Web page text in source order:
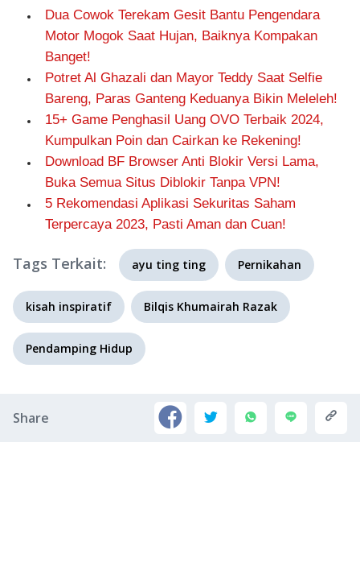
Dua Cowok Terekam Gesit Bantu Pengendara
Motor Mogok Saat Hujan, Baiknya Kompakan
Banget!
Potret Al Ghazali dan Mayor Teddy Saat Selfie
Bareng, Paras Ganteng Keduanya Bikin Meleleh!
15+ Game Penghasil Uang OVO Terbaik 2024,
Kumpulkan Poin dan Cairkan ke Rekening!
Download BF Browser Anti Blokir Versi Lama,
Buka Semua Situs Diblokir Tanpa VPN!
5 Rekomendasi Aplikasi Sekuritas Saham
Terpercaya 2023, Pasti Aman dan Cuan!
Tags Terkait: ayu ting ting Pernikahan
kisah inspiratif Bilqis Khumairah Razak
Pendamping Hidup
Share